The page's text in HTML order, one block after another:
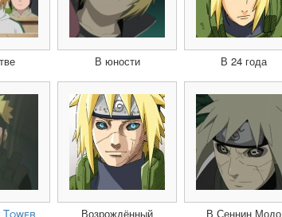
В юности В 24 года
Tower Возрождённый В Сеннин Модо